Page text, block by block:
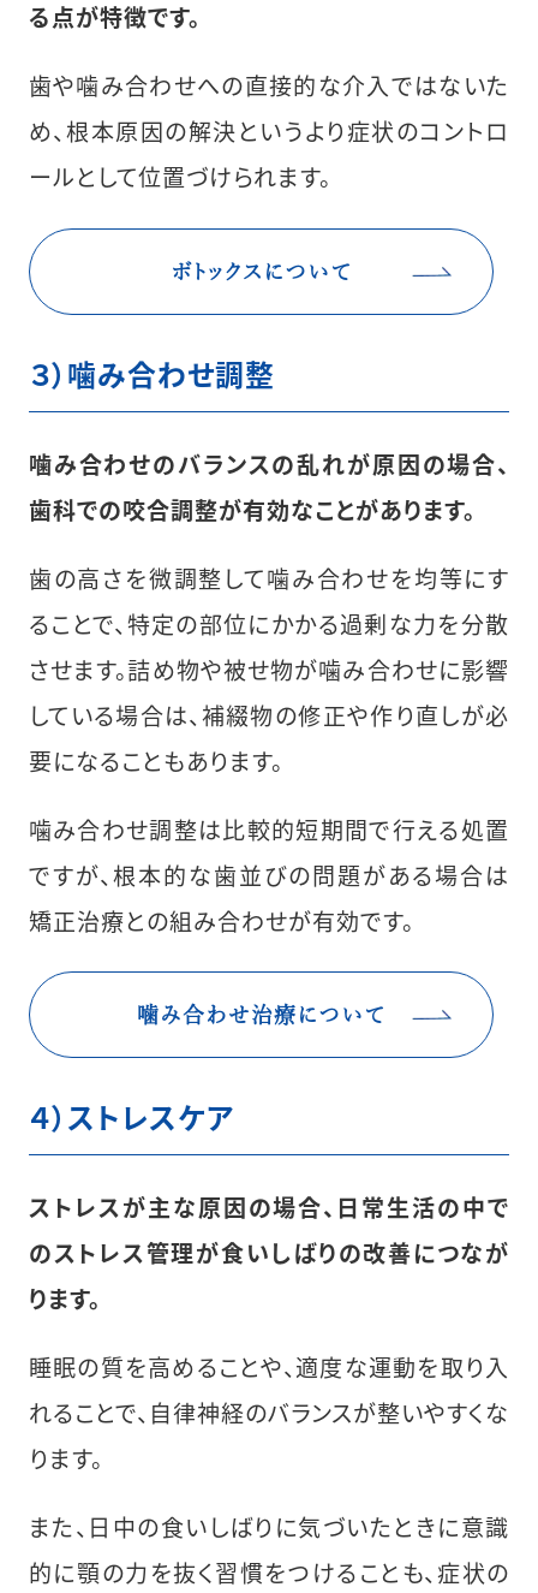
る点が特徴です。
歯や噛み合わせへの直接的な介入ではないた
め、根本原因の解決というより症状のコントロ
ールとして位置づけられます。
ボトックスについて
３）噛み合わせ調整
噛み合わせのバランスの乱れが原因の場合、
歯科での咬合調整が有効なことがあります。
歯の高さを微調整して噛み合わせを均等にす
ることで、特定の部位にかかる過剰な力を分散
させます。詰め物や被せ物が噛み合わせに影響
している場合は、補綴物の修正や作り直しが必
要になることもあります。
噛み合わせ調整は比較的短期間で行える処置
ですが、根本的な歯並びの問題がある場合は
矯正治療との組み合わせが有効です。
噛み合わせ治療について
４）ストレスケア
ストレスが主な原因の場合、日常生活の中で
のストレス管理が食いしばりの改善につなが
ります。
睡眠の質を高めることや、適度な運動を取り入
れることで、自律神経のバランスが整いやすくな
ります。
また、日中の食いしばりに気づいたときに意識
的に顎の力を抜く習慣をつけることも、症状の